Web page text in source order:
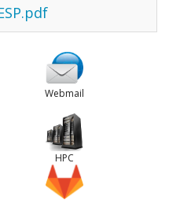
Webmail
HPC